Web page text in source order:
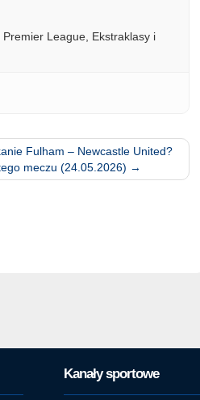
League, Ekstraklasy i
Fulham – Newcastle United?
meczu (24.05.2026) →
Kanały sportowe